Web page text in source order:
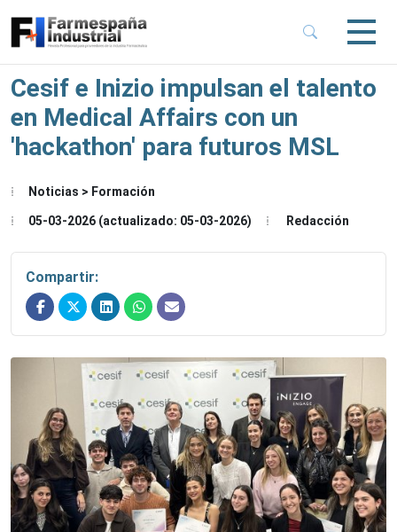
Menu
Menu
Cesif e Inizio impulsan el talento
en Medical Affairs con un
'hackathon' para futuros MSL
Noticias > Formación
05-03-2026 (actualizado: 05-03-2026) Redacción
Compartir: